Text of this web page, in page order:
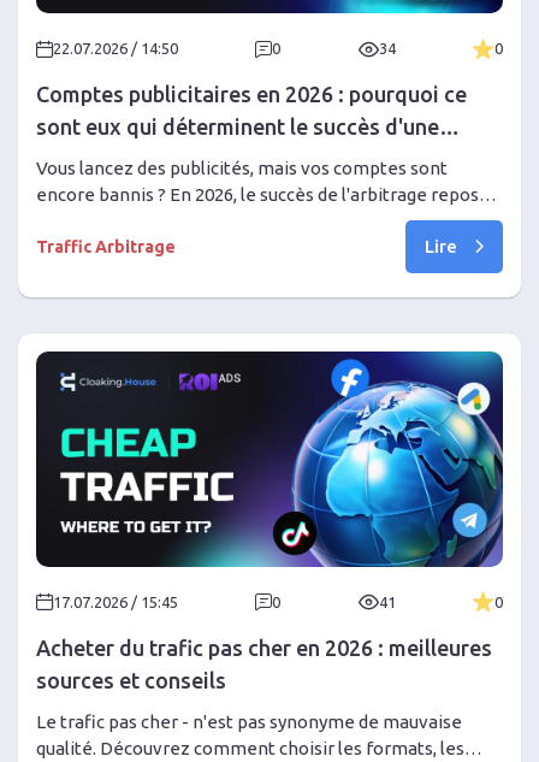
22.07.2026 / 14:50 0 34 0
Comptes publicitaires en 2026 : pourquoi ce
sont eux qui déterminent le succès d'une
campagne publicitaire
Vous lancez des publicités, mais vos comptes sont
encore bannis ? En 2026, le succès de l'arbitrage repose
sur une infrastructure solide. Découvrez pourquoi la
qualité du compte publicitaire est plus importante que le
créatif, comment assembler la configuration idéale et
oublier les blocages lors de la mise à l'échelle.
Traffic Arbitrage Lire
17.07.2026 / 15:45 0 41 0
Acheter du trafic pas cher en 2026 : meilleures
sources et conseils
Le trafic pas cher - n'est pas synonyme de mauvaise
qualité. Découvrez comment choisir les formats, les